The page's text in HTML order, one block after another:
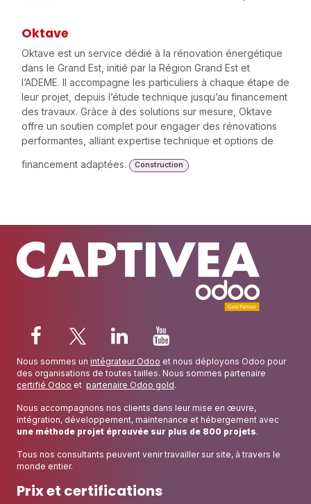
Oktave
Oktave est un service dédié à la rénovation énergétique
dans le Grand Est, initié par la Région Grand Est et
l’ADEME. Il accompagne les particuliers à chaque étape de
leur projet, depuis l’étude technique jusqu’au financement
des travaux. Grâce à des solutions sur mesure, Oktave
offre un soutien complet pour engager des rénovations
performantes, alliant expertise technique et options de
financement adaptées.
Construction
Nous sommes un intégrateur Odoo et nous déployons Odoo pour
des organisations de toutes tailles. Nous sommes partenaire
certifié Odoo et partenaire Odoo gold.
Nous accompagnons nos clients dans leur mise en œuvre,
intégration, développement, maintenance et hébergement avec
une méthode projet éprouvée sur plus de 800 projets.
Tous nos consultants peuvent venir travailler sur site, à travers le
monde entier.
Prix et certifications